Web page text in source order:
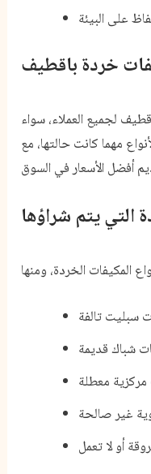
على البيئة
خردة باقطيف
لجميع العملاء، سواء
مهما كانت حالتها، مع
التي يتم شراؤها
سبليت تالفة
شباك قديمة
معطلة
غير صالحة
أو لا تعمل